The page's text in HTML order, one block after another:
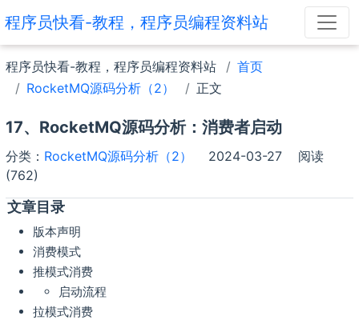
程序员快看-教程，程序员编程资料站
程序员快看-教程，程序员编程资料站
首页
RocketMQ源码分析（2）
正文
17、RocketMQ源码分析：消费者启动
分类： RocketMQ源码分析（2） 2024-03-27
阅读
(762)
文章目录
版本声明
消费模式
推模式消费
启动流程
拉模式消费